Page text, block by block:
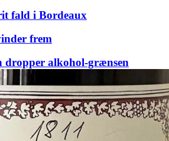
fald i Bordeaux
frem
dropper alkohol-grænsen